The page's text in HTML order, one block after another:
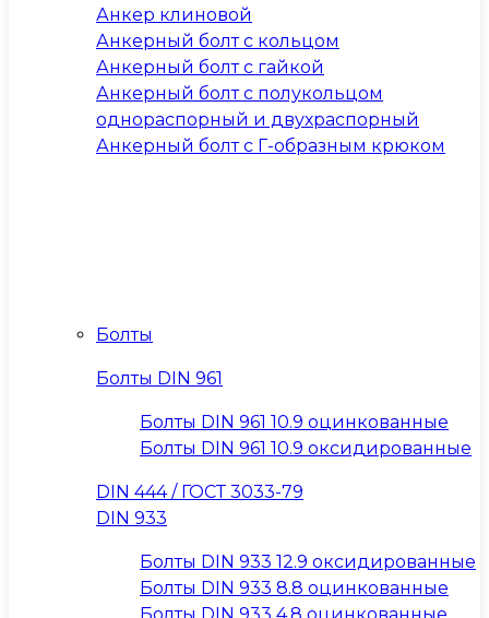
Анкер клиновой
Анкерный болт с кольцом
Анкерный болт с гайкой
Анкерный болт с полукольцом
однораспорный и двухраспорный
Анкерный болт с Г-образным крюком
Болты
Болты DIN 961
Болты DIN 961 10.9 оцинкованные
Болты DIN 961 10.9 оксидированные
DIN 444 / ГОСТ 3033-79
DIN 933
Болты DIN 933 12.9 оксидированные
Болты DIN 933 8.8 оцинкованные